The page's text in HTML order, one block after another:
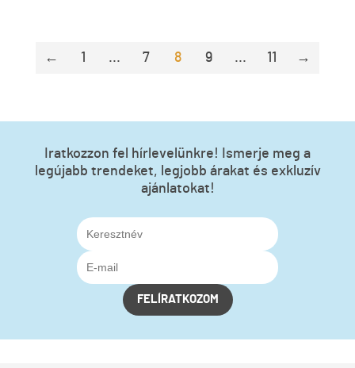
← 1 ... 7 8 9 ... 11 →
Iratkozzon fel hírlevelünkre! Ismerje meg a
legújabb trendeket, legjobb árakat és exkluzív
ajánlatokat!
FELÍRATKOZOM